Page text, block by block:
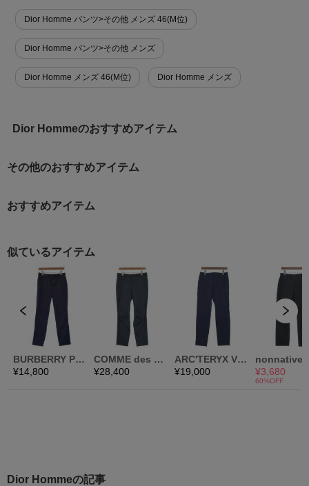
Dior Homme パンツ>その他 メンズ 46(M位)
Dior Homme パンツ>その他 メンズ
Dior Homme メンズ 46(M位) Dior Homme メンズ
Dior Hommeのおすすめアイテム
その他のおすすめアイテム
おすすめアイテム
Dior Hommeの記事